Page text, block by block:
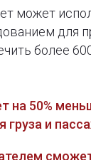
может
для
более
50%
и